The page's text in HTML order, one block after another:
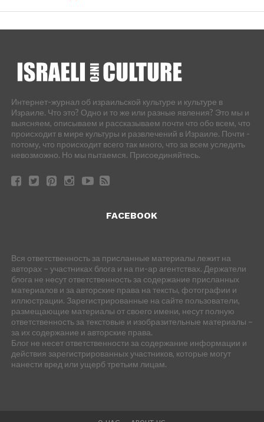
Интернет-журнал об израильской культуре и культуре в
Израиле. Что это? Одно и то же или разные явления? Это мы и
выясняем, описываем и рассказываем почти что обо всем, что
происходит в мире культуры и развлечений в Израиле. Почти -
потому, что происходит всего так много, что за всем уследить
невозможно. Но мы пытаемся. Присоединяйтесь.
FACEBOOK
Вся ответственность за присланные материалы лежит на
авторах – участниках блога и на пи-ар агентствах. Держатели
блога не несут ответственность за содержание присланных
материалов и за авторские права на тексты, фотографии и
иллюстрации. Зарегистрированные на сайте пользователи,
размещающие материалы от своего имени, несут полную
ответственность за текстовые и изобразительные материалы –
за их содержание и авторские права.
Блог не несет ответственности за содержание информации и
действия зарегистрированных участников, которые могут
нанести вред или ущерб третьим лицам.